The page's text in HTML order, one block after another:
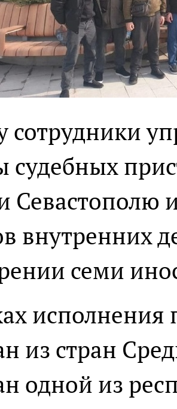
сотрудники
судебных
Севастополю
внутренних
семи
исполнения
из стран
одной из